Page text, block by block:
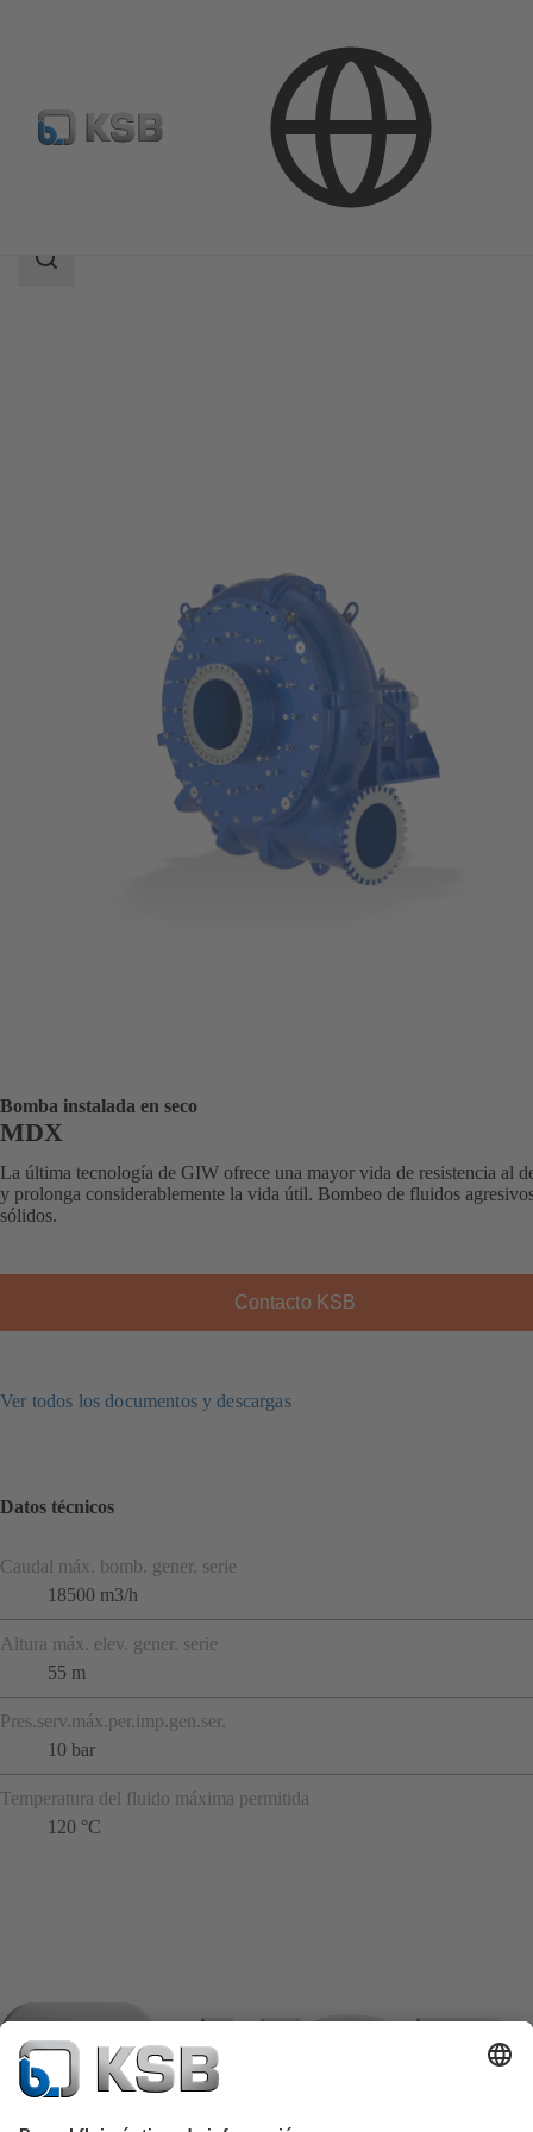
Catálogo de productos MDX
Área
Bomba instalada en seco
MDX
La última tecnología de GIW ofrece una mayor vida de resistencia al
y prolonga considerablemente la vida útil. Bombeo de fluidos
sólidos.
Contacto KSB
Ver todos los documentos y descargas
Datos técnicos
Caudal máx. bomb. gener. serie
18500 m3/h
Altura máx. elev. gener. serie
55 m
Pres.serv.máx.per.imp.gen.ser.
10 bar
Temperatura del fluido máxima permitida
120 °C